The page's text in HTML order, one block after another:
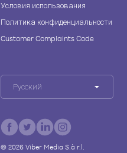
Условия использования
Политика конфиденциальности
Customer Complaints Code
Русский
© 2026Viber Media S.à r.l.